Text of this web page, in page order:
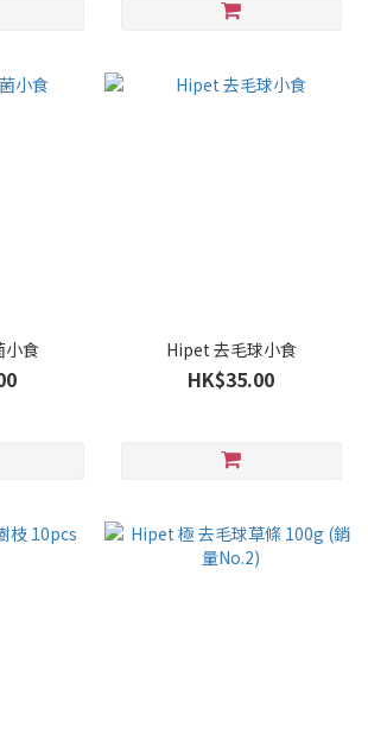
小食 Hipet 去毛球小食
HK$35.00